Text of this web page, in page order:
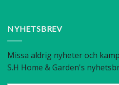
NYHETSBREV